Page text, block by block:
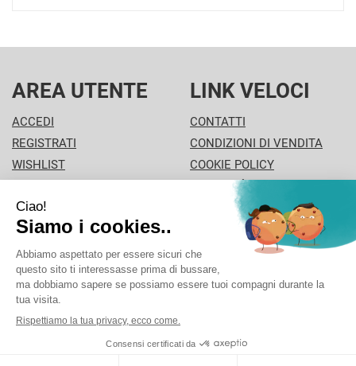
AREA UTENTE
ACCEDI
REGISTRATI
WISHLIST
NEWSLETTER
LINK VELOCI
CONTATTI
CONDIZIONI DI VENDITA
COOKIE POLICY
MODALITÀ DI PAGAMENTO
INFORMATIVA PRIVACY
PISA PHARMA - P.Iva: 02013280504 - Sede legale: VIA
L'ARANCIO 42 - 56126 Pisa (PI) Italia Tel/Fax. 0506930694
Cell./Whatsapp: 3312289485 info@pisapharma.it cod.
fiscale: FNCMCL73P63A091B iscritta al: PISA